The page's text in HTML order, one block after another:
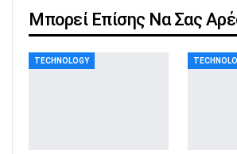
Μπορεί Επίσης Να Σας
TECHNOLOGY